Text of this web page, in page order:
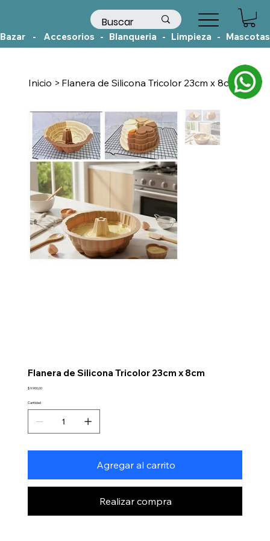
Bazar    -    Accesorios   -   Blanqueria   -   Limpieza   -
Inicio > Flanera de Silicona Tricolor 23cm x 8cm
Flanera de Silicona Tricolor 23cm x 8cm
Precio
$ 9.900,00
Cantidad
Agregar al carrito
Realizar compra